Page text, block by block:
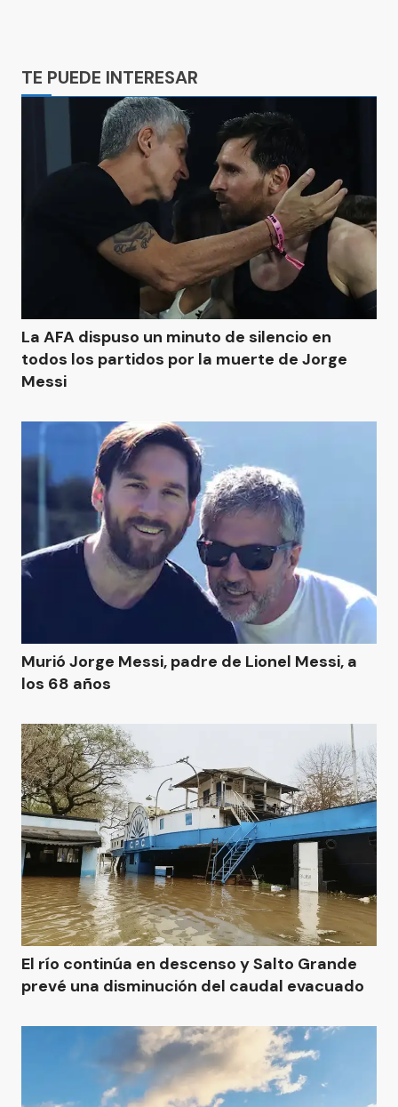
TE PUEDE INTERESAR
La AFA dispuso un minuto de silencio en
todos los partidos por la muerte de Jorge
Messi
Murió Jorge Messi, padre de Lionel Messi, a
los 68 años
El río continúa en descenso y Salto Grande
prevé una disminución del caudal evacuado